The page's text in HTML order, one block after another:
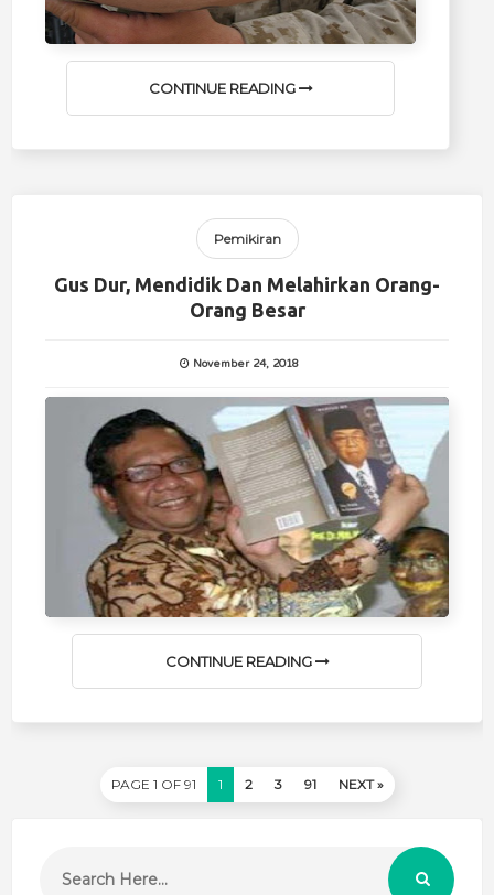
CONTINUE READING
Pemikiran
Gus Dur, Mendidik Dan Melahirkan Orang-
Orang Besar
November 24, 2018
CONTINUE READING
PAGE 1 OF 91 1 2 3 91 NEXT »